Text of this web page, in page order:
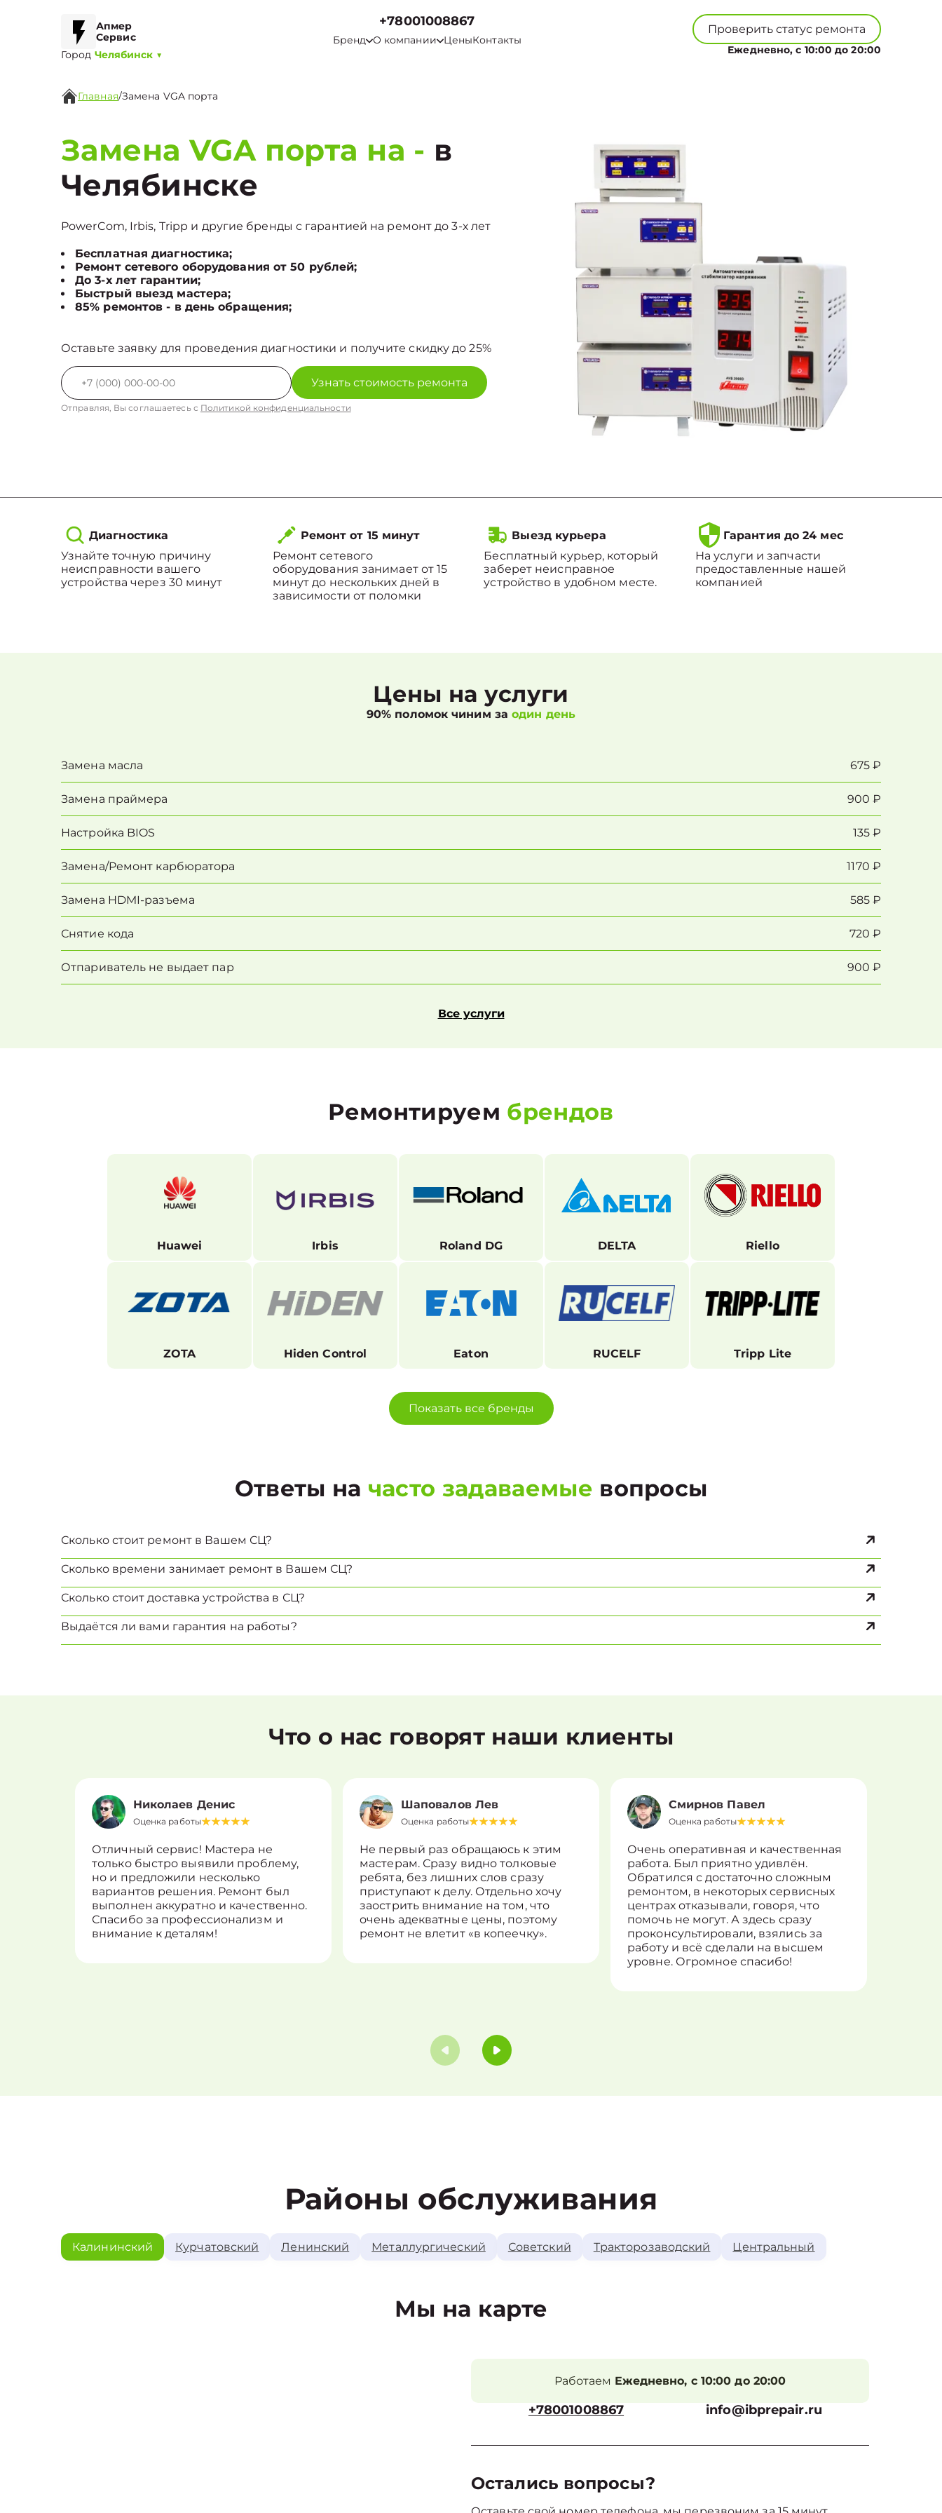
Апмер
Сервис
Город Челябинск ▼
+78001008867
Бренд О компании ЦеныКонтакты
Проверить статус ремонта
Ежедневно, с 10:00 до 20:00
Главная/Замена VGA порта
Замена VGA порта на - в
Челябинске
PowerCom, Irbis, Tripp и другие бренды с гарантией на ремонт до 3-х лет
Бесплатная диагностика;
Ремонт сетевого оборудования от 50 рублей;
До 3-х лет гарантии;
Быстрый выезд мастера;
85% ремонтов - в день обращения;
Оставьте заявку для проведения диагностики и получите скидку до 25%
Узнать стоимость ремонта
Отправляя, Вы соглашаетесь с Политикой конфиденциальности
Диагностика
Узнайте точную причину
неисправности вашего
устройства через 30 минут
Ремонт от 15 минут
Ремонт сетевого
оборудования занимает от 15
минут до нескольких дней в
зависимости от поломки
Выезд курьера
Бесплатный курьер, который
заберет неисправное
устройство в удобном месте.
Гарантия до 24 мес
На услуги и запчасти
предоставленные нашей
компанией
Цены на услуги
90% поломок чиним заодин день
Замена масла 675 ₽
Замена праймера 900 ₽
Настройка BIOS 135 ₽
Замена/Pемонт карбюратора 1170 ₽
Замена HDMI-разъема 585 ₽
Снятие кода 720 ₽
Отпариватель не выдает пар 900 ₽
Все услуги
Ремонтируем брендов
Huawei Irbis Roland DG DELTA Riello
ZOTA Hiden Control Eaton RUCELF Tripp Lite
Показать все бренды
Ответы на часто задаваемые вопросы
Сколько стоит ремонт в Вашем СЦ?
Сколько времени занимает ремонт в Вашем СЦ?
Сколько стоит доставка устройства в СЦ?
Выдаётся ли вами гарантия на работы?
Что о нас говорят наши клиенты
Николаев Денис
Оценка работы
Отличный сервис! Мастера не
только быстро выявили проблему,
но и предложили несколько
вариантов решения. Ремонт был
выполнен аккуратно и качественно.
Спасибо за профессионализм и
внимание к деталям!
Шаповалов Лев
Оценка работы
Не первый раз обращаюсь к этим
мастерам. Сразу видно толковые
ребята, без лишних слов сразу
приступают к делу. Отдельно хочу
заострить внимание на том, что
очень адекватные цены, поэтому
ремонт не влетит «в копеечку».
Смирнов Павел
Оценка работы
Очень оперативная и качественная
работа. Был приятно удивлён.
Обратился с достаточно сложным
ремонтом, в некоторых сервисных
центрах отказывали, говоря, что
помочь не могут. А здесь сразу
проконсультировали, взялись за
работу и всё сделали на высшем
уровне. Огромное спасибо!
Районы обслуживания
Калининский Курчатовский Ленинский Металлургический Советский Тракторозаводский Центральный
Мы на карте
Работаем Ежедневно, с 10:00 до 20:00
+78001008867 info@ibprepair.ru
Остались вопросы?